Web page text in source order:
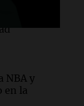
NBA y
en la